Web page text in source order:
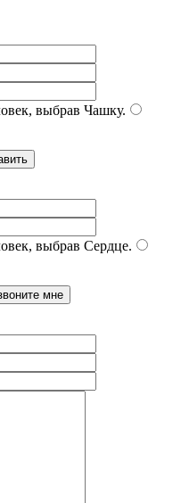
выбрав Чашку.
выбрав Сердце.